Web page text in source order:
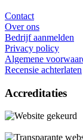
Contact
Over ons
Bedrijf aanmelden
Privacy policy
Algemene
Recensie achterlaten
Accreditaties